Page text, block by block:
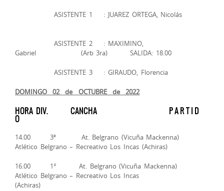
ASISTENTE 1 : JUAREZ ORTEGA, Nicolás
ASISTENTE 2 : MAXIMINO,
Gabriel (Arb 3ra) SALIDA: 18.00
ASISTENTE 3 : GIRAUDO, Florencia
DOMINGO 02 de OCTUBRE de 2022
HORA DIV. CANCHA P A R T I D
O
14.00 3ª At. Belgrano (Vicuña Mackenna)
Atlético Belgrano – Recreativo Los Incas (Achiras)
16.00 1° At. Belgrano (Vicuña Mackenna)
Atlético Belgrano – Recreativo Los Incas
(Achiras)